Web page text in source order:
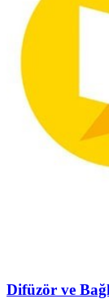
Difüzör ve